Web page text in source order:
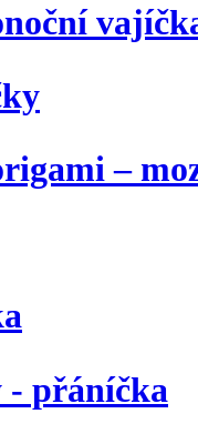
–
přáníčka